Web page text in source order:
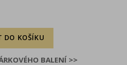
DO KOŠÍKU
BALENÍ >>